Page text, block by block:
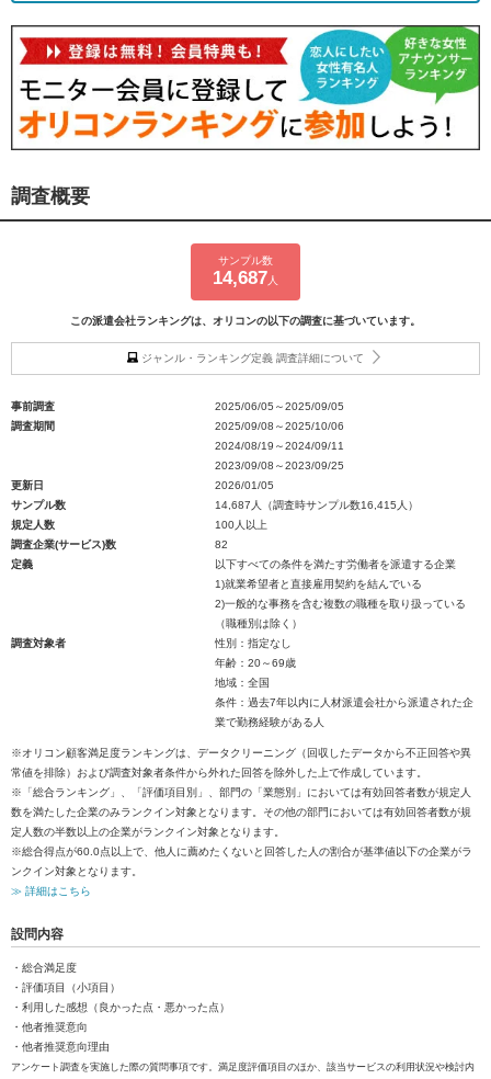
調査概要
サンプル数
14,687 人
この派遣会社ランキングは、オリコンの以下の調査に基づいています。
ジャンル・ランキング定義 調査詳細について
事前調査
2025/06/05～2025/09/05
調査期間
2025/09/08～2025/10/06
2024/08/19～2024/09/11
2023/09/08～2023/09/25
更新日
2026/01/05
サンプル数
14,687人（調査時サンプル数16,415人）
規定人数
100人以上
調査企業(サービス)数
82
定義
以下すべての条件を満たす労働者を派遣する企業
1)就業希望者と直接雇用契約を結んでいる
2)一般的な事務を含む複数の職種を取り扱っている
（職種別は除く）
調査対象者
性別：指定なし
年齢：20～69歳
地域：全国
条件：過去7年以内に人材派遣会社から派遣された企
業で勤務経験がある人
※オリコン顧客満足度ランキングは、データクリーニング（回収したデータから不正回答や異
常値を排除）および調査対象者条件から外れた回答を除外した上で作成しています。
※「総合ランキング」、「評価項目別」、部門の「業態別」においては有効回答者数が規定人
数を満たした企業のみランクイン対象となります。その他の部門においては有効回答者数が規
定人数の半数以上の企業がランクイン対象となります。
※総合得点が60.0点以上で、他人に薦めたくないと回答した人の割合が基準値以下の企業がラ
ンクイン対象となります。
≫ 詳細はこちら
設問内容
・総合満足度
・評価項目（小項目）
・利用した感想（良かった点・悪かった点）
・他者推奨意向
・他者推奨意向理由
アンケート調査を実施した際の質問事項です。満足度評価項目のほか、該当サービスの利用状況や検討内